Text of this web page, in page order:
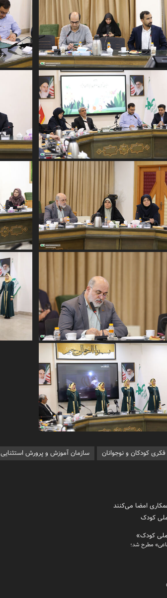
کودکان و نوجوانان سازمان آموزش و پرورش استثنایی
امضا می‌کنند
ملی کودک
ملی کودک»
مطرح شد؛